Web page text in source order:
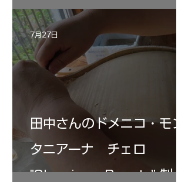
田中さんのドメニコ・モン
タニアーナ チェロ
"Sleeping・Beauty” 制作
7月27日